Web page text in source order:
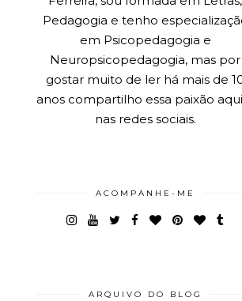
Pedagogia e tenho
em Psicopedagogia e
Neuropsicopedagogia, mas por
gostar muito de ler há mais de
anos compartilho essa paixão
nas redes sociais.
ACOMPANHE-ME
ARQUIVO DO BLOG